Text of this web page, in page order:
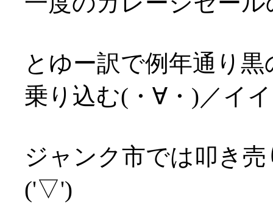
とゆー訳で例年通り
乗り込む(・∀・)／イ
ジャンク市では叩き
('▽')